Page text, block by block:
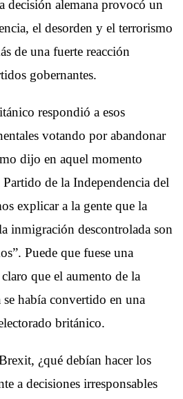
decisión alemana provocó un
el desorden y el terrorismo
de una fuerte reacción
gobernantes.
respondió a esos
votando por abandonar
dijo en aquel momento
de la Independencia del
explicar a la gente que la
inmigración descontrolada son
Puede que fuese una
que el aumento de la
había convertido en una
británico.
¿qué debían hacer los
a decisiones irresponsables